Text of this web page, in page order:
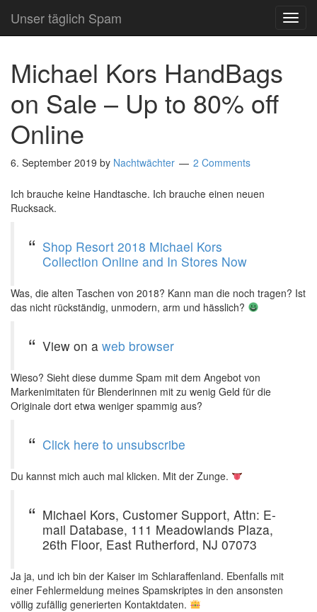
Unser täglich Spam
Michael Kors HandBags
on Sale – Up to 80% off
Online
6. September 2019 by Nachtwächter 2 Comments
Ich brauche keine Handtasche. Ich brauche einen neuen
Rucksack.
Shop Resort 2018 Michael Kors
Collection Online and In Stores Now
Was, die alten Taschen von 2018? Kann man die noch tragen? Ist
das nicht rückständig, unmodern, arm und hässlich?
View on a web browser
Wieso? Sieht diese dumme Spam mit dem Angebot von
Markenimitaten für Blenderinnen mit zu wenig Geld für die
Originale dort etwa weniger spammig aus?
Click here to unsubscribe
Du kannst mich auch mal klicken. Mit der Zunge.
Michael Kors, Customer Support, Attn: E-
mail Database, 111 Meadowlands Plaza,
26th Floor, East Rutherford, NJ 07073
Ja ja, und ich bin der Kaiser im Schlaraffenland. Ebenfalls mit
einer Fehlermeldung meines Spamskriptes in den ansonsten
völlig zufällig generierten Kontaktdaten.